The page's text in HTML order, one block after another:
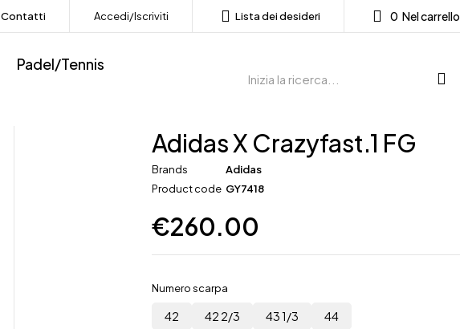
Contatti Accedi/Iscriviti Lista dei desideri 0 Nel carrello
Padel/Tennis
Adidas X Crazyfast.1 FG
Brands
Adidas
Product code GY7418
€260.00
Numero scarpa
42 42 2/3 43 1/3 44